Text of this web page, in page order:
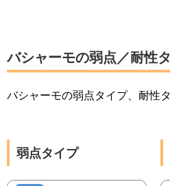
バシャーモの弱点／耐性
バシャーモの弱点タイプ、耐性
弱点タイプ